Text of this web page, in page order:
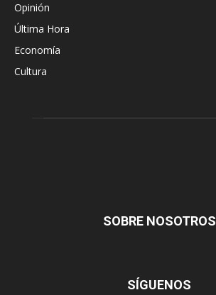
Opinión
Última Hora
Economía
Cultura
SOBRE NOSOTROS
SÍGUENOS